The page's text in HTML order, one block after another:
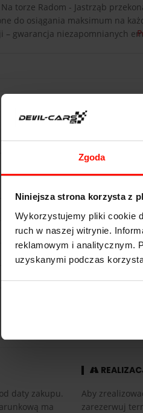
Zgoda
Niniejsza strona korzysta z
Wykorzystujemy pliki cookie
ruch w naszej witrynie.
reklamowym i analitycznym.
uzyskanymi podczas
torze Radom - Jastrząb
do osiągania maksimum na
– gwarancja niezapomnianych
Porsche
1290kg
tył
daty zakupu.
ma
Aby
zarezerwuj